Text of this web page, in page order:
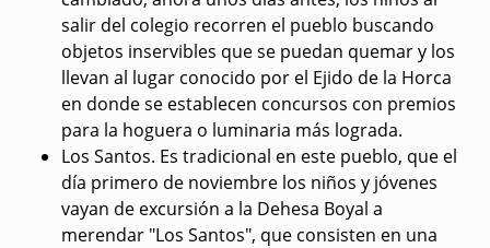
salir del colegio recorren el pueblo buscando
objetos inservibles que se puedan quemar y los
llevan al lugar conocido por el Ejido de la Horca
en donde se establecen concursos con premios
para la hoguera o luminaria más lograda.
Los Santos. Es tradicional en este pueblo, que el
día primero de noviembre los niños y jóvenes
vayan de excursión a la Dehesa Boyal a
merendar "Los Santos", que consisten en una